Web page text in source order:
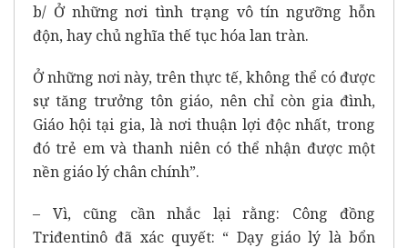
b/ Ở những nơi tình trạng vô tín ngưỡng hỗn
độn, hay chủ nghĩa thế tục hóa lan tràn.
Ở những nơi này, trên thực tế, không thể có được
sự tăng trưởng tôn giáo, nên chỉ còn gia đình,
Giáo hội tại gia, là nơi thuận lợi độc nhất, trong
đó trẻ em và thanh niên có thể nhận được một
nền giáo lý chân chính”.
– Vì, cũng cần nhắc lại rằng: Công đồng
Triđentinô đã xác quyết: “ Dạy giáo lý là bổn